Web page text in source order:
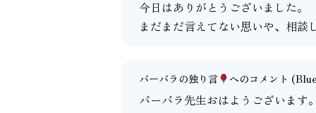
今日はありがとうございました。
まだまだ言えてない思いや、相談
バーバラの独り言 へのコメント
バーバラ先生おはようございます。